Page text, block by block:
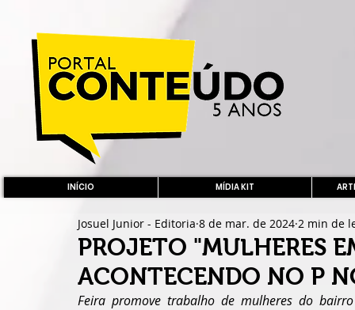
INÍCIO MÍDIA KIT
PROJETO "MULHERES
ACONTECENDO NO P
Josuel Junior - Editoria 8 de mar. de 2024 2 min de
Feira promove trabalho de mulheres do